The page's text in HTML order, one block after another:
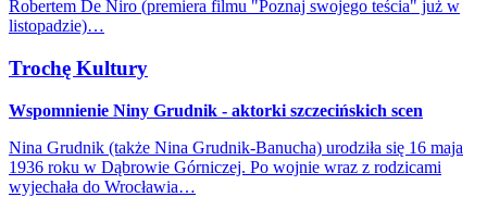
Robertem De Niro (premiera filmu "Poznaj swojego teścia" już w
listopadzie)…
Trochę Kultury
Wspomnienie Niny Grudnik - aktorki szczecińskich scen
Nina Grudnik (także Nina Grudnik-Banucha) urodziła się 16 maja
1936 roku w Dąbrowie Górniczej. Po wojnie wraz z rodzicami
wyjechała do Wrocławia…